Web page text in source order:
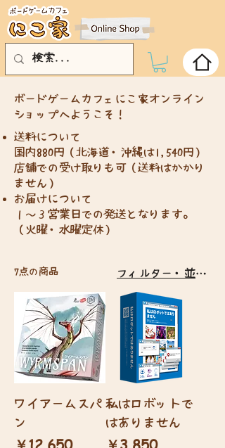
​ボードゲームカフェにこ家オンライン
ショップへようこそ！
送料について
国内880円（北海道・沖縄は1,540円）
店舗での受け取りも可（送料はかかり
ません）
お届けについて
１～３営業日での発送となります。
（火曜・水曜定休）
7点の商品 フィルター・並び替え
ワイアームスパ
ン
価格
私はロボットで
はありません
価格